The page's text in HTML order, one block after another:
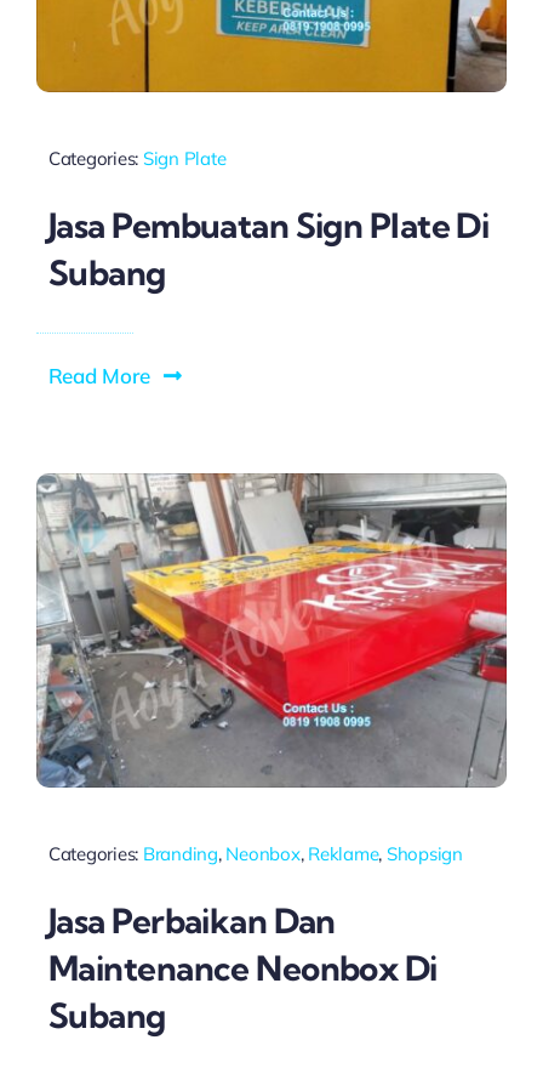
Categories: Sign Plate
Jasa Pembuatan Sign Plate Di
Subang
Read More
Categories: Branding, Neonbox, Reklame, Shopsign
Jasa Perbaikan Dan
Maintenance Neonbox Di
Subang